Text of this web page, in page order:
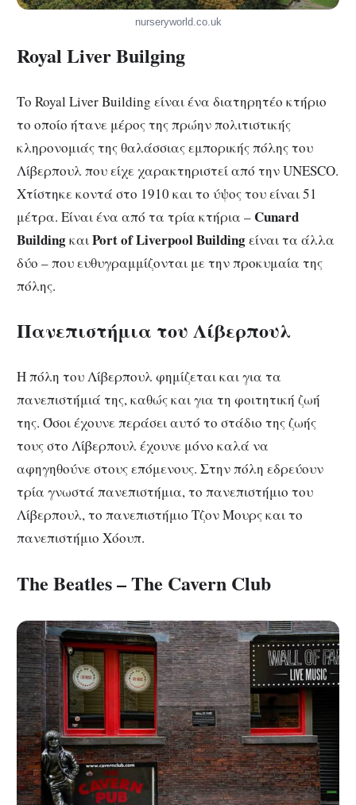
nurseryworld.co.uk
Royal Liver Builging
Το Royal Liver Building είναι ένα διατηρητέο κτήριο
το οποίο ήτανε μέρος της πρώην πολιτιστικής
κληρονομιάς της θαλάσσιας εμπορικής πόλης του
Λίβερπουλ που είχε χαρακτηριστεί από την UNESCO.
Χτίστηκε κοντά στο 1910 και το ύψος του είναι 51
μέτρα. Είναι ένα από τα τρία κτήρια – Cunard
BuildingκαιPort of Liverpool Buildingείναι τα άλλα
δύο – που ευθυγραμμίζονται με την προκυμαία της
πόλης.
Πανεπιστήμια του Λίβερπουλ
Η πόλη του Λίβερπουλ φημίζεται και για τα
πανεπιστήμιά της, καθώς και για τη φοιτητική ζωή
της. Όσοι έχουνε περάσει αυτό το στάδιο της ζωής
τους στο Λίβερπουλ έχουνε μόνο καλά να
αφηγηθούνε στους επόμενους. Στην πόλη εδρεύουν
τρία γνωστά πανεπιστήμια, το πανεπιστήμιο του
Λίβερπουλ, το πανεπιστήμιο Τζον Μουρς και το
πανεπιστήμιο Χόουπ.
The Beatles – The Cavern Club